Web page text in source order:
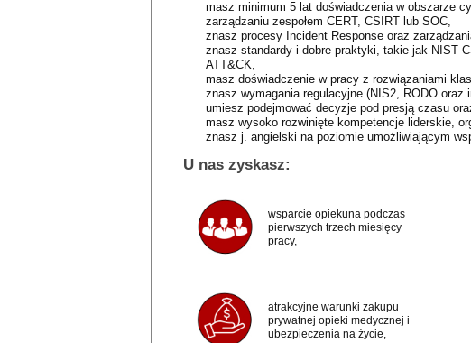
masz minimum 5 lat doświadczenia w obszarze
zarządzaniu zespołem CERT, CSIRT lub SOC,
znasz procesy Incident Response oraz
znasz standardy i dobre praktyki, takie jak NIST
ATT&CK,
masz doświadczenie w pracy z rozwiązaniami
znasz wymagania regulacyjne (NIS2, RODO
umiesz podejmować decyzje pod presją czasu
masz wysoko rozwinięte kompetencje liderskie,
znasz j. angielski na poziomie umożliwiającym
U nas zyskasz:
wsparcie opiekuna podczas
pierwszych trzech miesięcy
pracy,
atrakcyjne warunki zakupu
prywatnej opieki medycznej i
ubezpieczenia na życie,